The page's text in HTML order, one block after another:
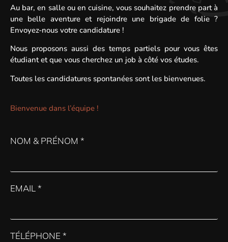
Au bar, en salle ou en cuisine, vous souhaitez prendre part à
une belle aventure et rejoindre une brigade de folie ?
Envoyez-nous votre candidature !
Nous proposons aussi des temps partiels pour vous êtes
étudiant et que vous cherchez un job à côté vos études.
Toutes les candidatures spontanées sont les bienvenues.
Bienvenue dans l’équipe !
NOM & PRÉNOM *
EMAIL *
TÉLÉPHONE *